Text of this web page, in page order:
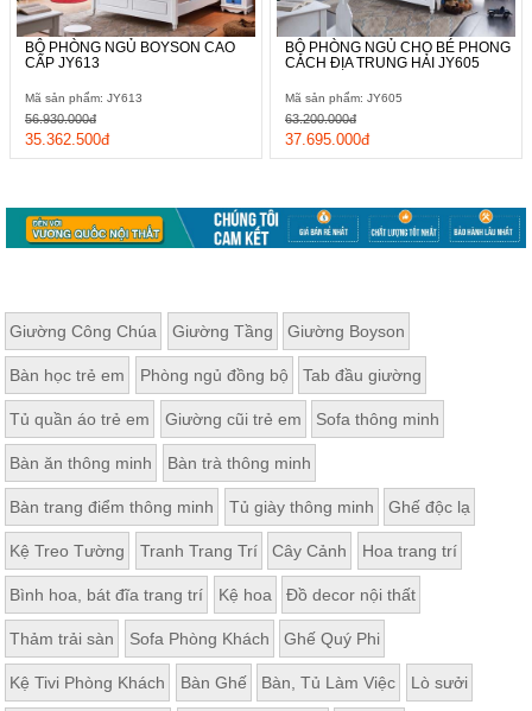
BỘ PHÒNG NGỦ BOYSON CAO
CẤP JY613
Mã sản phẩm: JY613
35.362.500đ
56.930.000đ
BỘ PHÒNG NGỦ CHO BÉ PHONG
CÁCH ĐỊA TRUNG HẢI JY605
Mã sản phẩm: JY605
37.695.000đ
63.200.000đ
Giường Công Chúa Giường Tầng Giường Boyson
Bàn học trẻ em Phòng ngủ đồng bộ Tab đầu giường
Tủ quần áo trẻ em Giường cũi trẻ em Sofa thông minh
Bàn ăn thông minh Bàn trà thông minh
Bàn trang điểm thông minh Tủ giày thông minh Ghế độc lạ
Kệ Treo Tường Tranh Trang Trí Cây Cảnh Hoa trang trí
Bình hoa, bát đĩa trang trí Kệ hoa Đồ decor nội thất
Thảm trải sàn Sofa Phòng Khách Ghế Quý Phi
Kệ Tivi Phòng Khách Bàn Ghế Bàn, Tủ Làm Việc Lò sưởi